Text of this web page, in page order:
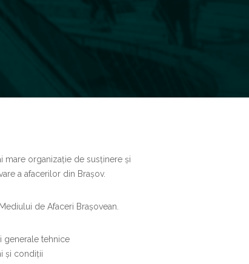
mare organizație de susținere și
a afacerilor din Brașov.
de Afaceri Brașovean.
generale tehnice
și condiții